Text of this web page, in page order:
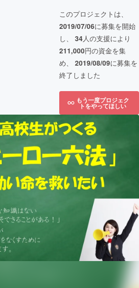
このプロジェクトは、
2019/07/06に募集を開始
し、 34人の支援により
211,000円の資金を集
め、 2019/08/09に募集を
終了しました
もう一度プロジェク
トをやってほしい